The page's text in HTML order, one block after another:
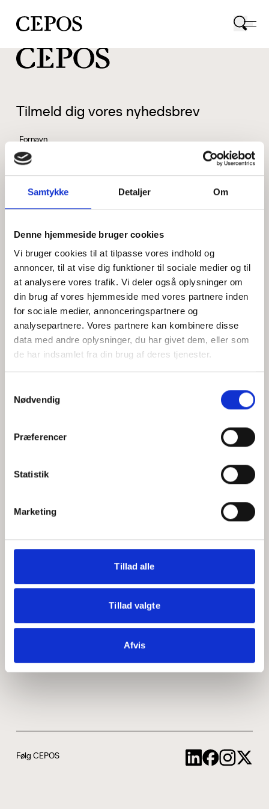
Samtykke Detaljer Om
Denne hjemmeside bruger cookies
Vi bruger cookies til at tilpasse vores indhold og
annoncer, til at vise dig funktioner til sociale medier og til
at analysere vores trafik. Vi deler også oplysninger om
din brug af vores hjemmeside med vores partnere inden
for sociale medier, annonceringspartnere og
analysepartnere. Vores partnere kan kombinere disse
data med andre oplysninger, du har givet dem, eller som
de har indsamlet fra din brug af deres tjenester.
Nødvendig
Præferencer
Statistik
Marketing
Tillad alle
Tillad valgte
Afvis
CEPOS logo
Tilmeld dig vores nyhedsbrev
Fornavn
Efternavn
Jeg accepterer behandlingen af mine personoplysninger i
henhold tilprivatlivspolitikken
Hvem er CEPOS
Medarbejdere
ABCepos
Podcast
Følg CEPOS